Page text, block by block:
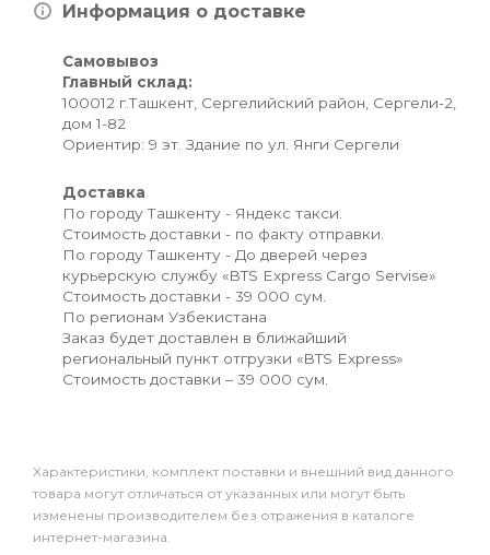
Информация о доставке
Самовывоз
Главный склад:
100012 г.Ташкент, Сергелийский район, Сергели-2,
дом 1-82
Ориентир: 9 эт. Здание по ул. Янги Сергели
Доставка
По городу Ташкенту - Яндекс такси.
Стоимость доставки - по факту отправки.
По городу Ташкенту - До дверей через
курьерскую службу «BTS Express Cargo Servise»
Стоимость доставки - 39 000 сум.
По регионам Узбекистана
Заказ будет доставлен в ближайший
региональный пункт отгрузки «BTS Express»
Стоимость доставки – 39 000 сум.
Xарактеристики, комплект поставки и внешний вид данного
товара могут отличаться от указанных или могут быть
изменены производителем без отражения в каталоге
интернет-магазина.